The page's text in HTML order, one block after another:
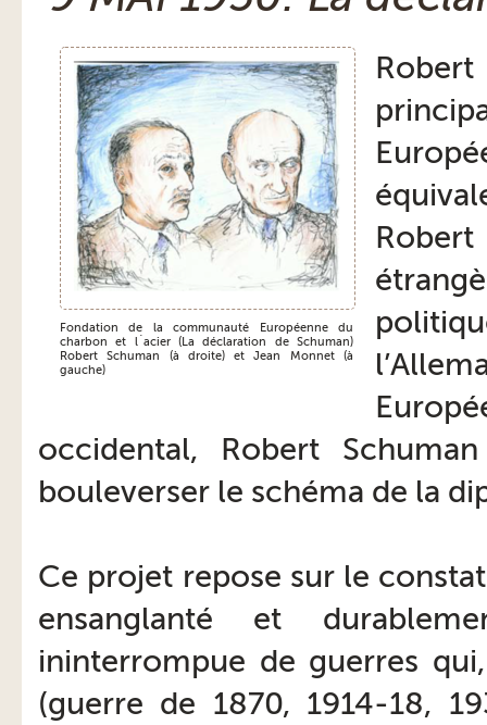
Fondation de la communauté Européenne du
charbon et l`acier (La déclaration de Schuman)
Robert Schuman (à droite) et Jean Monnet (à
gauche)
occidental, Robert
bouleverser le schéma de la
Ce projet repose sur le
ensanglanté et
ininterrompue de guerres
(guerre de 1870, 1914-18,